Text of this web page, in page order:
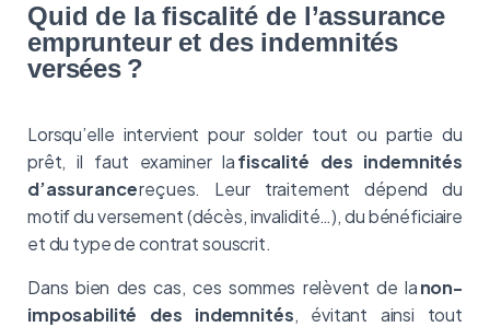
Quid de la fiscalité de l’assurance
emprunteur et des indemnités
versées ?
Lorsqu’elle intervient pour solder tout ou partie du
prêt, il faut examiner lafiscalité des indemnités
d’assurancereçues. Leur traitement dépend du
motif du versement (décès, invalidité…), du bénéficiaire
et du type de contrat souscrit.
Dans bien des cas, ces sommes relèvent de lanon-
imposabilité des indemnités, évitant ainsi tout